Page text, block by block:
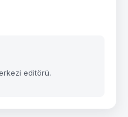
editörü.